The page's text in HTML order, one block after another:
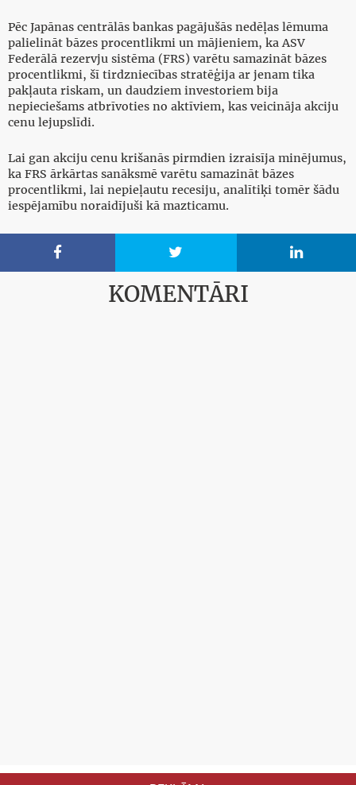
Pēc Japānas centrālās bankas pagājušās nedēļas lēmuma
palielināt bāzes procentlikmi un mājieniem, ka ASV
Federālā rezervju sistēma (FRS) varētu samazināt bāzes
procentlikmi, šī tirdzniecības stratēģija ar jenam tika
pakļauta riskam, un daudziem investoriem bija
nepieciešams atbrīvoties no aktīviem, kas veicināja akciju
cenu lejupslīdi.
Lai gan akciju cenu krišanās pirmdien izraisīja minējumus,
ka FRS ārkārtas sanāksmē varētu samazināt bāzes
procentlikmi, lai nepieļautu recesiju, analītiķi tomēr šādu
iespējamību noraidījuši kā mazticamu.
  
KOMENTĀRI